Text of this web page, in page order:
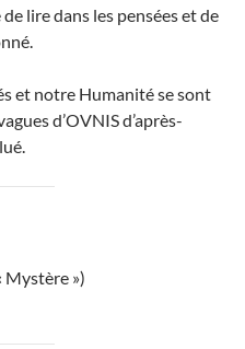
lire dans les pensées et de
et notre Humanité se sont
d’OVNIS d’après-
Mystère »)